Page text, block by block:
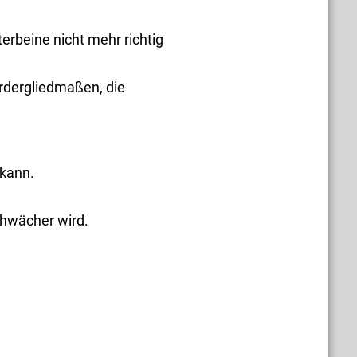
nicht mehr richtig
die
wird.